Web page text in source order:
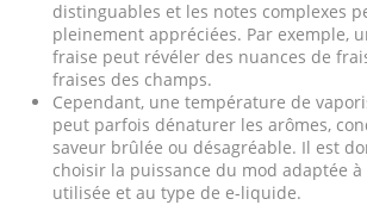
distinguables et les notes complexes
pleinement appréciées. Par exemple,
fraise peut révéler des nuances de
fraises des champs.
Cependant, une température de
peut parfois dénaturer les arômes,
saveur brûlée ou désagréable. Il est
choisir la puissance du mod adaptée à
utilisée et au type de e-liquide.